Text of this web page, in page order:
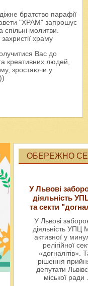
братство парафії
"ХРАМ" запрошує
спільні молитви.
храму
Вас до
креативних людей,
зростаючи у
ОБЕРЕЖНО
У Львові
діяльність
та секти
У Львові
діяльність УПЦ
активної у
релігійної
«догналітів».
рішення
депутати
міської ради